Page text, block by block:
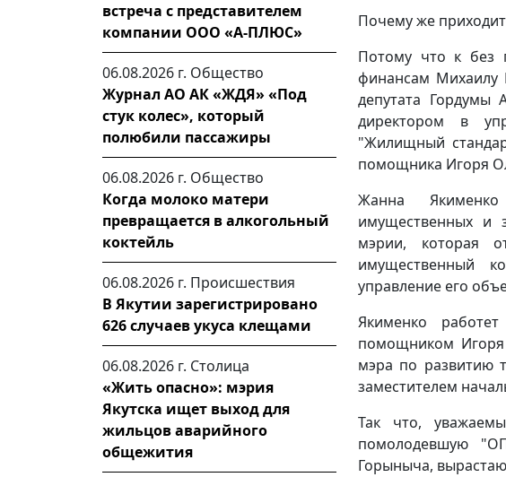
встреча с представителем
компании ООО «А-ПЛЮС»
06.08.2026 г. Общество
Журнал АО АК «ЖДЯ» «Под
стук колес», который
полюбили пассажиры
06.08.2026 г. Общество
Когда молоко матери
превращается в алкогольный
коктейль
06.08.2026 г. Происшествия
В Якутии зарегистрировано
626 случаев укуса клещами
06.08.2026 г. Столица
«Жить опасно»: мэрия
Якутска ищет выход для
жильцов аварийного
общежития
Почему же
Потому что к без
финансам Михаилу
депутата Гордумы
директором в
"Жилищный
помощника Игоря
Жанна Якименко
имущественных и
мэрии, которая
имущественный
управление его
Якименко
помощником Игоря
мэра по развитию
заместителем
Так что,
помолодевшую
Горыныча,